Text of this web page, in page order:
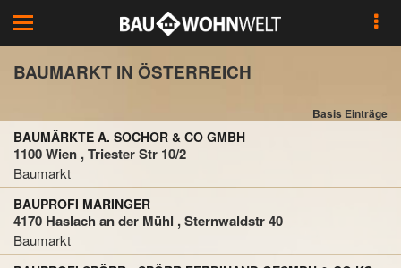
Toggle
navigation
BAUMARKT IN ÖSTERREICH
Basis Einträge
BAUMÄRKTE A. SOCHOR & CO GMBH
1100 Wien , Triester Str 10/2
Baumarkt
BAUPROFI MARINGER
4170 Haslach an der Mühl , Sternwaldstr 40
Baumarkt
Toggle
navigation